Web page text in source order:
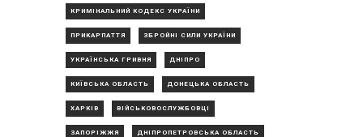
КРИМІНАЛЬНИЙ КОДЕКС УКРАЇНИ
ПРИКАРПАТТЯ ЗБРОЙНІ СИЛИ УКРАЇНИ
УКРАЇНСЬКА ГРИВНЯ ДНІПРО
КИЇВСЬКА ОБЛАСТЬ ДОНЕЦЬКА ОБЛАСТЬ
ХАРКІВ ВІЙСЬКОВОСЛУЖБОВЦІ
ЗАПОРІЖЖЯ ДНІПРОПЕТРОВСЬКА ОБЛАСТЬ